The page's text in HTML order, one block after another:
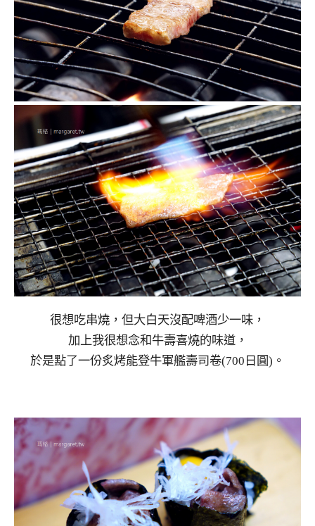
很想吃串燒，但大白天沒配啤酒少一味，
加上我很想念和牛壽喜燒的味道，
於是點了一份炙烤能登牛軍艦壽司卷(700日圓)。